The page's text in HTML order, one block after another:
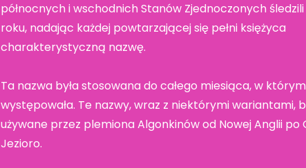
północnych i wschodnich Stanów Zjednoczonych
roku, nadając każdej powtarzającej się pełni księżyca
charakterystyczną nazwę.
Ta nazwa była stosowana do całego miesiąca, w którym
występowała. Te nazwy, wraz z niektórymi wariantami,
używane przez plemiona Algonkinów od Nowej Anglii po
Jezioro.